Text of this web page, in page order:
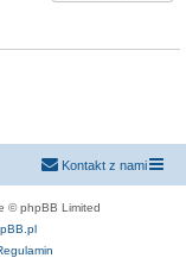
Kontakt z nami
© phpBB Limited